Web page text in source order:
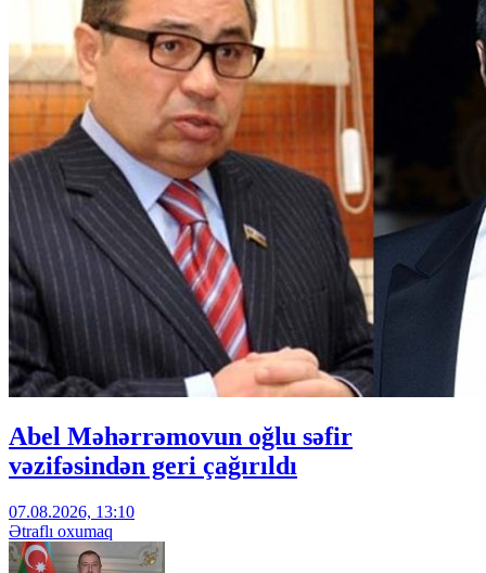
Abel Məhərrəmovun oğlu səfir
vəzifəsindən geri çağırıldı
07.08.2026, 13:10
Ətraflı oxumaq